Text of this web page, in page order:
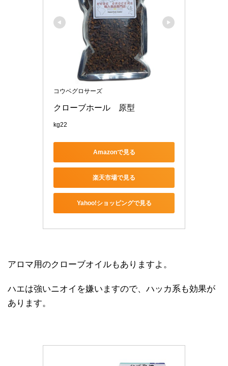
コウベグロサーズ
クローブホール　原型
kg22
Amazonで見る
楽天市場で見る
Yahoo!ショッピングで見る
アロマ用のクローブオイルもありますよ。
ハエは強いニオイを嫌いますので、ハッカ系も効果が
あります。